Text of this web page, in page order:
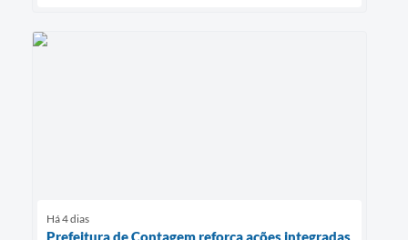
Há 4 dias
Prefeitura de Contagem reforça ações integradas